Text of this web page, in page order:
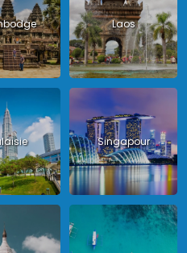
Laos
Singapour